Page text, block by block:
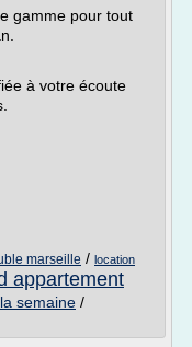
gamme pour tout
à votre écoute
marseille / location
appartement
semaine /